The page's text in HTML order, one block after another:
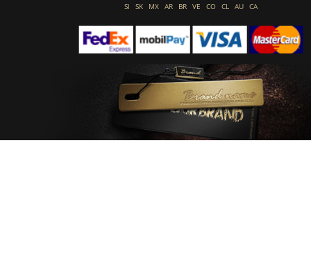
SI
SK MX AR BR VE CO CL AU CA